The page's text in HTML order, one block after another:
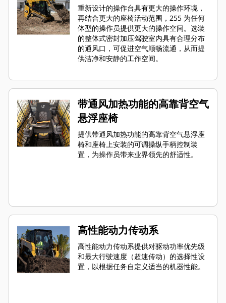
重新设计的操作台具有更大的操作环境，
再结合更大的座椅活动范围，255 为任何
体型的操作员提供更大的操作空间。选装
的整体式密封加压驾驶室内具有合理分布
的通风口，可促进空气顺畅流通，从而提
供洁净和安静的工作空间。
带通风加热功能的高靠背空气
悬浮座椅
提供带通风加热功能的高靠背空气悬浮座
椅和座椅上安装的可调操纵手柄控制装
置，为操作员带来业界领先的舒适性。
高性能动力传动系
高性能动力传动系提供对驱动功率优先级
和最大行驶速度（超速传动）的选择性设
置，以根据任务自定义适当的机器性能。